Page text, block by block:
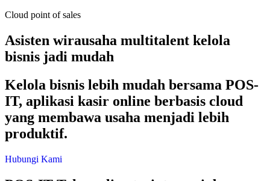
Cloud point of sales
Asisten wirausaha multitalent kelola
bisnis jadi mudah
Kelola bisnis lebih mudah bersama POS-
IT, aplikasi kasir online berbasis cloud
yang membawa usaha menjadi lebih
produktif.
Hubungi Kami